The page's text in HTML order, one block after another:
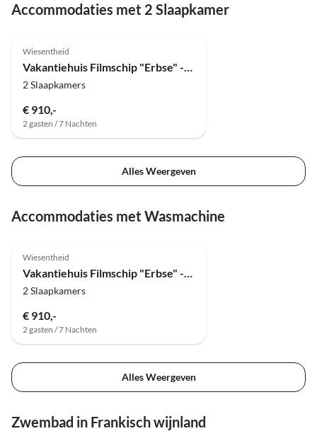
Accommodaties met 2 Slaapkamer
Wiesentheid
Vakantiehuis Filmschip "Erbse" - buitengewoon woonboot op het land
2 Slaapkamers
€ 910,-
2 gasten / 7 Nachten
Alles Weergeven
Accommodaties met Wasmachine
Wiesentheid
Vakantiehuis Filmschip "Erbse" - buitengewoon woonboot op het land
2 Slaapkamers
€ 910,-
2 gasten / 7 Nachten
Alles Weergeven
Zwembad in Frankisch wijnland